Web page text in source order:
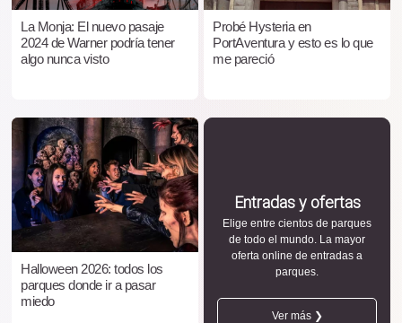
La Monja: El nuevo pasaje
2024 de Warner podría tener
algo nunca visto
Probé Hysteria en
PortAventura y esto es lo que
me pareció
Halloween 2026: todos los
parques donde ir a pasar
miedo
Entradas y ofertas
Elige entre cientos de parques
de todo el mundo. La mayor
oferta online de entradas a
parques.
Ver más ❯